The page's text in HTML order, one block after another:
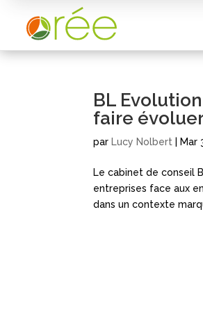
BL
faire
par Lucy Nolbert Mar
Le cabinet de conseil
entreprises face aux
dans un contexte